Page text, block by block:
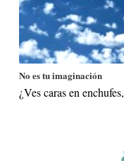
No es tu imaginación
¿Ves caras en